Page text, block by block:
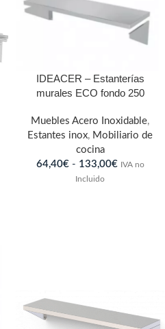
IDEACER – Estanterías
murales ECO fondo 250
Muebles Acero Inoxidable,
Estantes inox, Mobiliario de
cocina
64,40€ - 133,00€ IVA no
Incluido